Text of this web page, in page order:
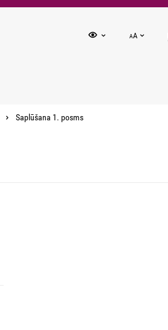
AA
Saplūšana 1. posms